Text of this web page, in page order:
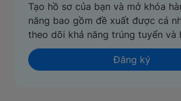
Tạo hồ sơ của bạn và mở khóa
năng bao gồm đề xuất được cá
theo dõi khả năng trúng tuyển và
Đăng ký